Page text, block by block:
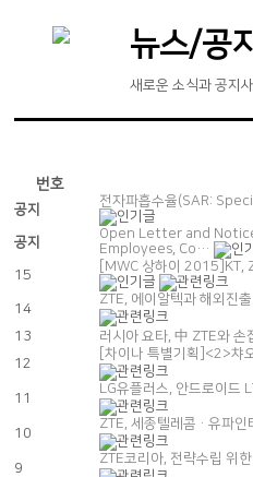
뉴스/공지
새로운 소식과 공지
번호
공지
전자파흡수율(SAR:
공지
Open Letter and
Employees, Co…
15
[MWC 상하이 2015]KT,
14
ZTE, 에이알텍과 해외진
13
러시아 요타, 中 ZTE와 손
12
[차이나 특별기획]<2>챠
11
LG유플러스, 안드로이드
10
ZTE, 세종텔레콤·유파인
9
ZTE코리아, 전략수립 위